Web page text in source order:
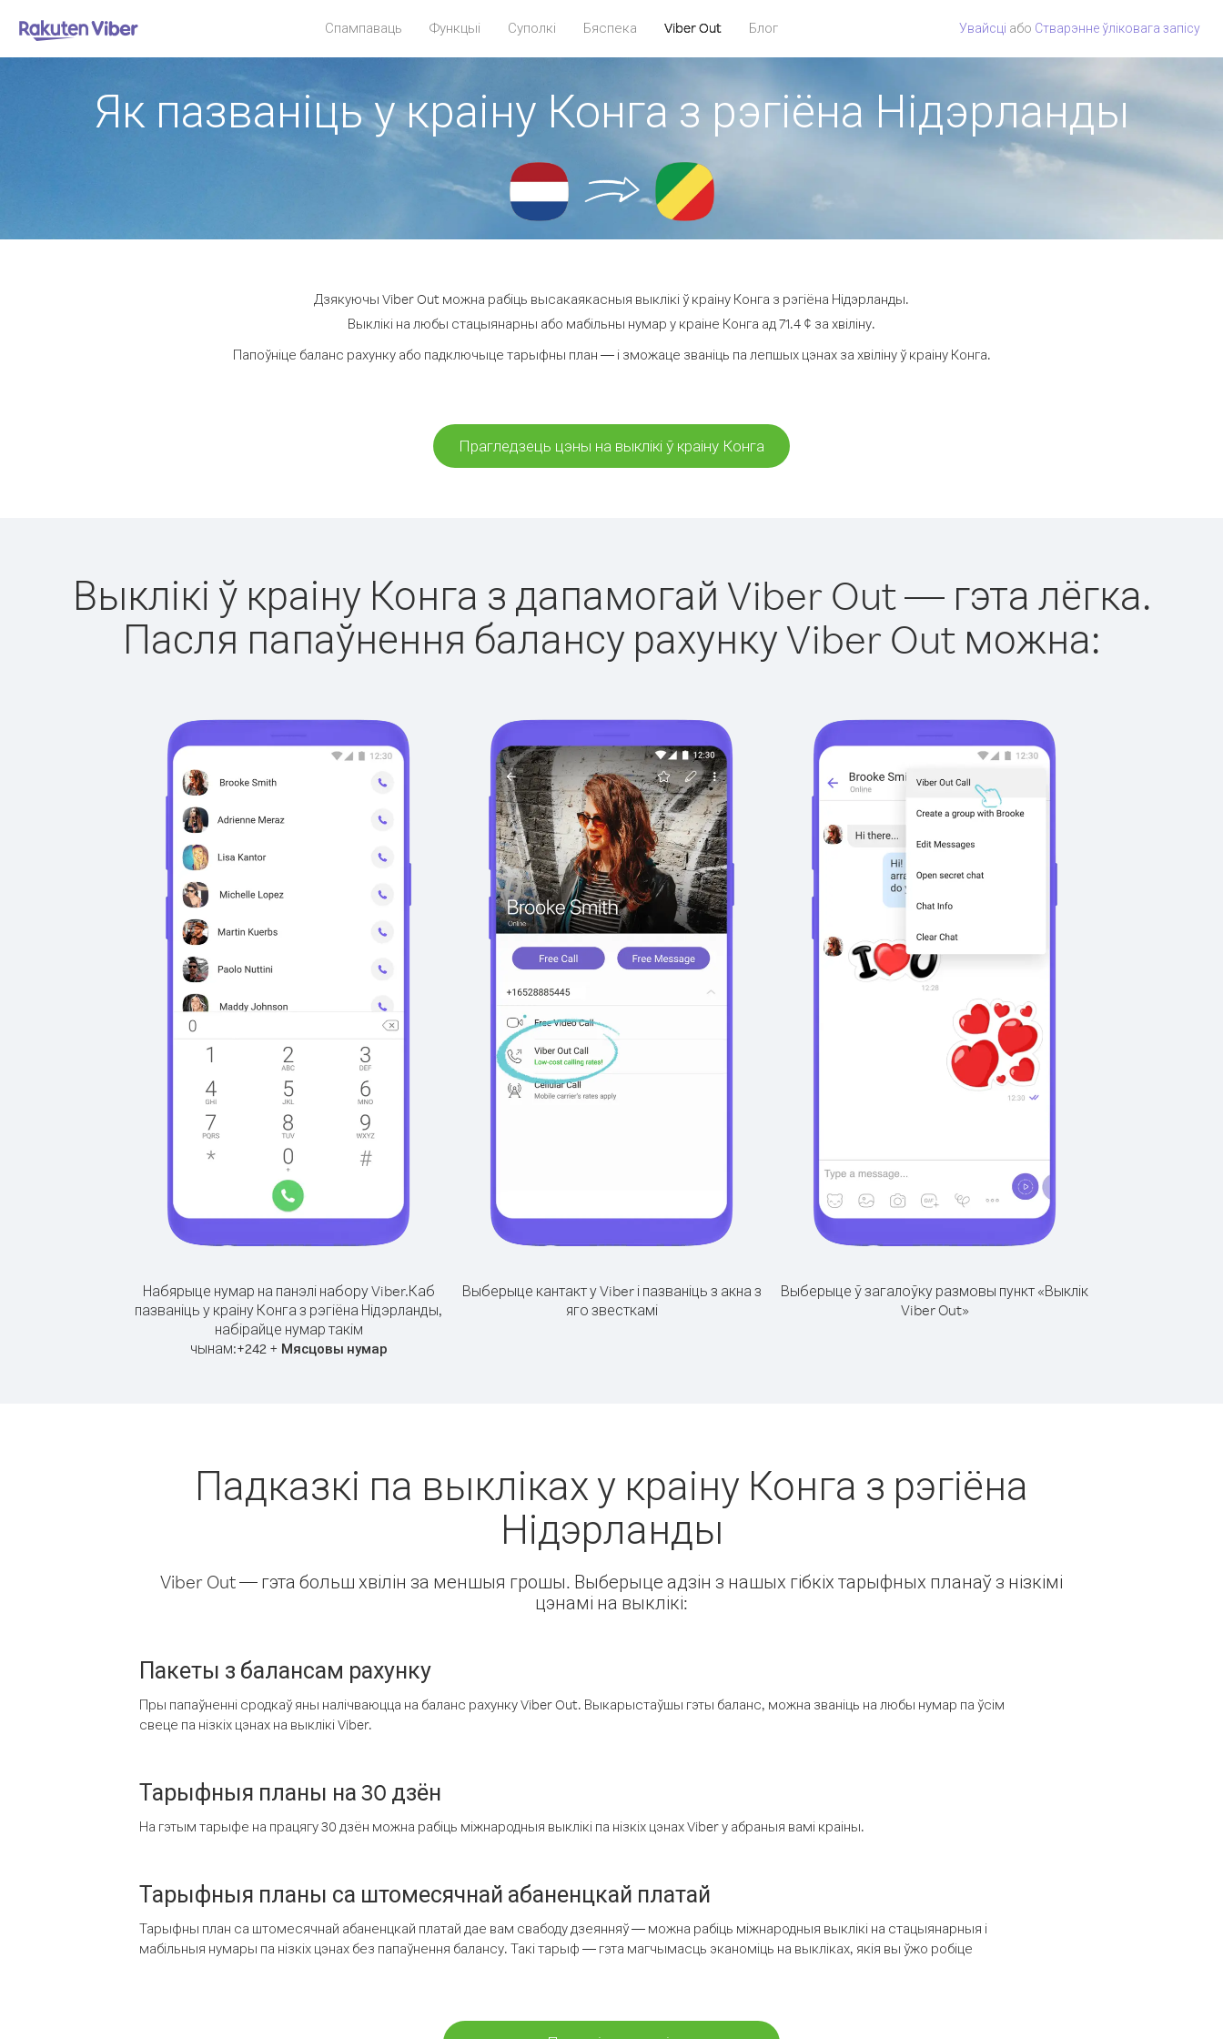
Спампаваць Функцыі Суполкі Бяспека Viber Out Блог Увайсці або Стварэнне ўліковага запісу
Як пазваніць у краіну Конга з рэгіёна Нідэрланды
Дзякуючы Viber Out можна рабіць высакаякасныя выклікі ў краіну Конга з рэгіёна Нідэрланды.
Выклікі на любы стацыянарны або мабільны нумар у краіне Конга ад 71.4 ¢ за хвіліну.
Папоўніце баланс рахунку або падключыце тарыфны план — і зможаце званіць па лепшых цэнах за хвіліну ў краіну Конга.
Прагледзець цэны на выклікі ў краіну Конга
Выклікі ў краіну Конга з дапамогай Viber Out — гэта лёгка.
Пасля папаўнення балансу рахунку Viber Out можна:
Набярыце нумар на панэлі набору Viber.Каб
пазваніць у краіну Конга з рэгіёна Нідэрланды,
набірайце нумар такім
чынам:+242+ Мясцовы нумар
Выберыце кантакт у Viber і пазваніць з акна з
яго звесткамі
Выберыце ў загалоўку размовы пункт «Выклік
Viber Out»
Падказкі па выкліках у краіну Конга з рэгіёна
Нідэрланды
Viber Out — гэта больш хвілін за меншыя грошы. Выберыце адзін з нашых гібкіх тарыфных планаў з нізкімі
цэнамі на выклікі:
Пакеты з балансам рахунку
Пры папаўненні сродкаў яны налічваюцца на баланс рахунку Viber Out. Выкарыстаўшы гэты баланс, можна званіць на любы нумар па ўсім
свеце па нізкіх цэнах на выклікі Viber.
Тарыфныя планы на 30 дзён
На гэтым тарыфе на працягу 30 дзён можна рабіць міжнародныя выклікі па нізкіх цэнах Viber у абраныя вамі краіны.
Тарыфныя планы са штомесячнай абаненцкай платай
Тарыфны план са штомесячнай абаненцкай платай дае вам свабоду дзеянняў — можна рабіць міжнародныя выклікі на стацыянарныя і
мабільныя нумары па нізкіх цэнах без папаўнення балансу. Такі тарыф — гэта магчымасць эканоміць на выкліках, якія вы ўжо робіце